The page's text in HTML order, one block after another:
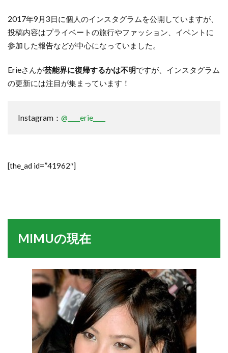
2017年9月3日に個人のインスタグラムを公開していますが、
投稿内容はプライベートの旅行やファッション、イベントに
参加した報告などが中心になっていました。
Erieさんが芸能界に復帰するかは不明ですが、インスタグラム
の更新には注目が集まっています！
Instagram： @____erie____
[the_ad id=”41962″]
MIMUの現在